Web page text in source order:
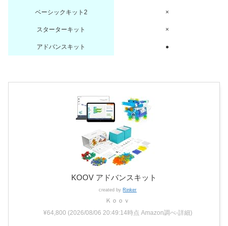
ベーシックキット2 ×
スターターキット ×
アドバンスキット ●
KOOV アドバンスキット
created by Rinker
Ｋｏｏｖ
¥64,800 (2026/08/06 20:49:14時点 Amazon調べ-詳細)